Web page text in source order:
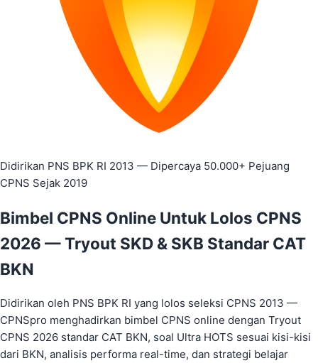
Perjalanan Kamu Menjadi ASN CPNS
5 langkah terstruktur menuju kesuksesan menjadi Aparatur
Kenapa Tryout CPNS 2026 Harus di
Bukan sekadar kumpulan soal. Ini sistem persiapan
Fitur Unggulan Tryout CPNS 2026
Sudah Belajar Keras, Tapi Nilai SKD Masih di Bawah
Banyak pejuang CPNS mengerjakan ratusan soal setiap hari
Siapa yang Cocok Ikut Tryout CPNS
Seleksi CPNS 2026 semakin kompetitif. Formasi terbatas,
Latihan Soal CPNS 2026: Mulai Sekarang atau
Didirikan PNS BPK RI 2013 — Dipercaya 50.000+ Pejuang
CPNS Sejak 2019
Bimbel CPNS Online Untuk Lolos CPNS
2026 — Tryout SKD & SKB Standar CAT
BKN
Didirikan oleh PNS BPK RI yang lolos seleksi CPNS 2013 —
CPNSpro menghadirkan bimbel CPNS online dengan Tryout
CPNS 2026 standar CAT BKN, soal Ultra HOTS sesuai kisi-kisi
dari BKN, analisis performa real-time, dan strategi belajar